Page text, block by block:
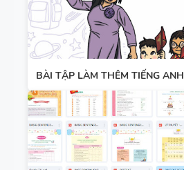
BÀI TẬP LÀM THÊM TIẾNG